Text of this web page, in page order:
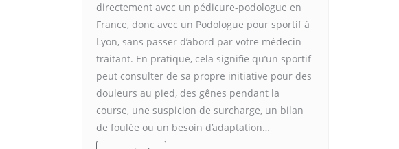
directement avec un pédicure-podologue en
France, donc avec un Podologue pour sportif à
Lyon, sans passer d’abord par votre médecin
traitant. En pratique, cela signifie qu’un sportif
peut consulter de sa propre initiative pour des
douleurs au pied, des gênes pendant la
course, une suspicion de surcharge, un bilan
de foulée ou un besoin d’adaptation…